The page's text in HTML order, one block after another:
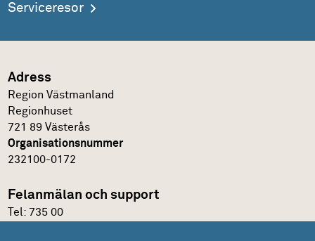
Serviceresor
Adress
Region Västmanland
Regionhuset
721 89 Västerås
Organisationsnummer
232100-0172
Felanmälan och support
Tel: 735 00